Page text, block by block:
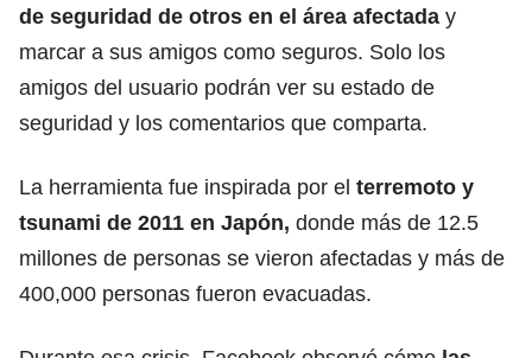
de seguridad de otros en el área afectada y
marcar a sus amigos como seguros. Solo los
amigos del usuario podrán ver su estado de
seguridad y los comentarios que comparta.
La herramienta fue inspirada por el terremoto y
tsunami de 2011 en Japón, donde más de 12.5
millones de personas se vieron afectadas y más de
400,000 personas fueron evacuadas.